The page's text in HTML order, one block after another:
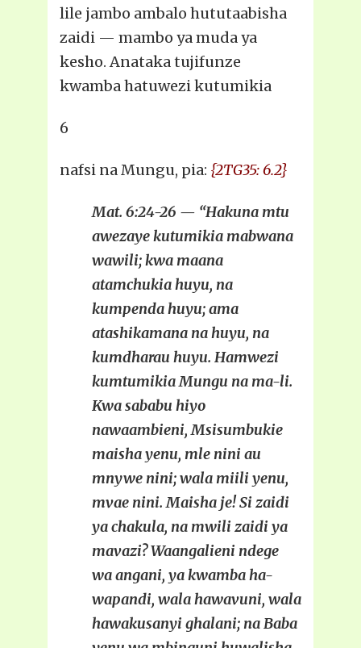
lile jambo ambalo hututaabisha
zaidi — mambo ya muda ya
kesho. Anataka tujifunze
kwamba hatuwezi kutumikia
6
nafsi na Mungu, pia: {2TG35: 6.2}
Mat. 6:24-26 — “Hakuna mtu
awezaye kutumikia mabwana
wawili; kwa maana
atamchukia huyu, na
kumpenda huyu; ama
atashikamana na huyu, na
kumdharau huyu. Hamwezi
kumtumikia Mungu na ma-li.
Kwa sababu hiyo
nawaambieni, Msisumbukie
maisha yenu, mle nini au
mnywe nini; wala miili yenu,
mvae nini. Maisha je! Si zaidi
ya chakula, na mwili zaidi ya
mavazi? Waangalieni ndege
wa angani, ya kwamba ha-
wapandi, wala hawavuni, wala
hawakusanyi ghalani; na Baba